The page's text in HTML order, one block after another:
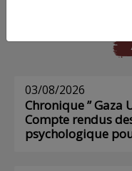
03/08/2026
Chronique ” Gaza
Compte rendus
psychologique